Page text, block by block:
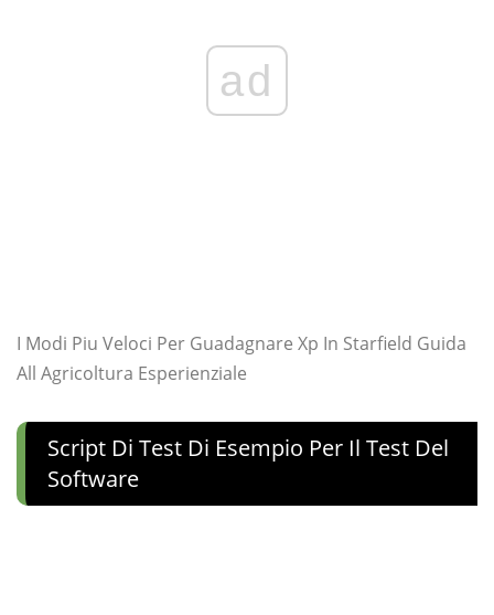
ad
I Modi Piu Veloci Per Guadagnare Xp In Starfield Guida
All Agricoltura Esperienziale
Script Di Test Di Esempio Per Il Test Del
Software